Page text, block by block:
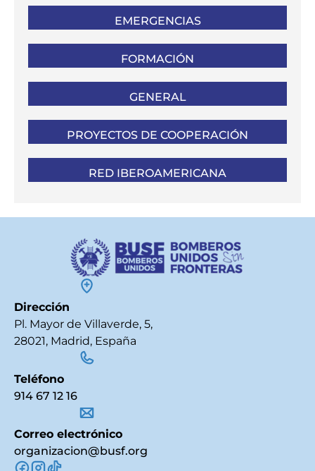
EMERGENCIAS
FORMACIÓN
GENERAL
PROYECTOS DE COOPERACIÓN
RED IBEROAMERICANA
Dirección
Pl. Mayor de Villaverde, 5,
28021, Madrid, España
Teléfono
914 67 12 16
Correo electrónico
organizacion@busf.org